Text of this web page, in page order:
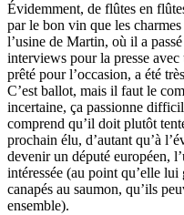
Évidemment, de flûtes en
par le bon vin que les
l’usine de Martin, où il a
interviews pour la presse
prêté pour l’occasion, a été
C’est ballot, mais il faut le
incertaine, ça passionne
comprend qu’il doit plutôt
prochain élu, d’autant qu’à
devenir un député européen,
intéressée (au point qu’elle
canapés au saumon, qu’ils
ensemble).